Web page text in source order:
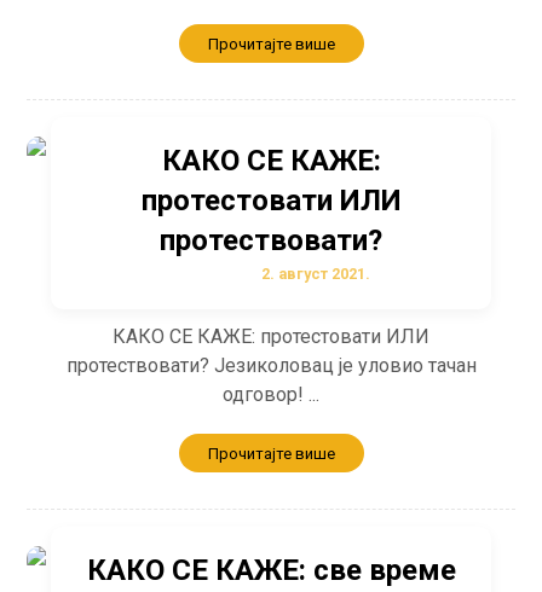
Прочитајте више
КАКО СЕ КАЖЕ:
протестовати ИЛИ
протествовати?
2. август 2021.
КАКО СЕ КАЖЕ: протестовати ИЛИ
протествовати? Језиколовац је уловио тачан
одговор! ...
Прочитајте више
КАКО СЕ КАЖЕ: све време